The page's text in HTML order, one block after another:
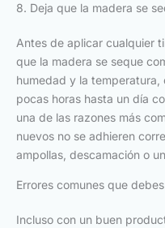
8. Deja que la madera se
Antes de aplicar cualquier
que la madera se seque
humedad y la
pocas horas hasta un día
una de las razones más
nuevos no se adhieren
ampollas, descamación o
Errores comunes que
Incluso con un buen